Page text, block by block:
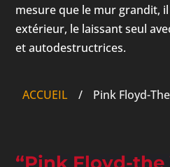
mesure que le mur grandit,
extérieur, le laissant seul
et autodestructrices.
ACCUEIL / Pink Floyd-